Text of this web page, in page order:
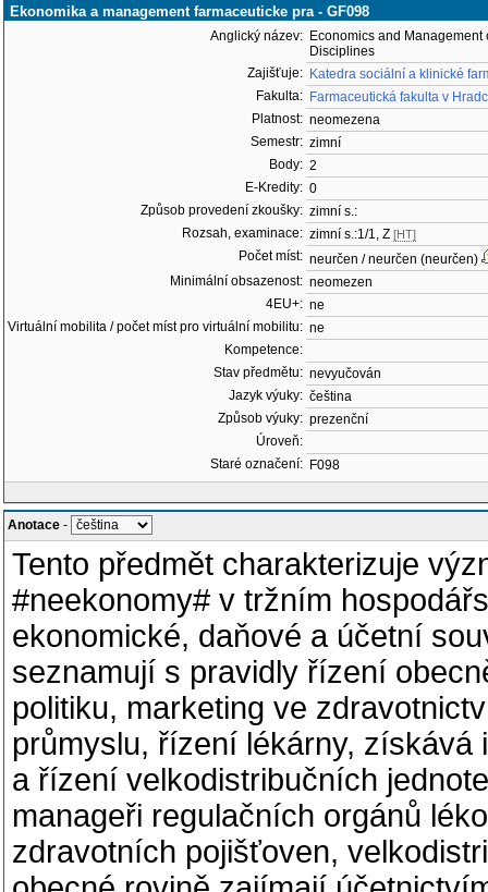
Ekonomika a management farmaceuticke pra - GF098
Anglický název: Economics and Management
Disciplines
Zajišťuje: Katedra sociální a klinické
Fakulta: Farmaceutická fakulta v
Platnost: neomezena
Semestr: zimní
Body: 2
E-Kredity: 0
Způsob provedení zkoušky: zimní s.:
Rozsah, examinace: zimní s.:1/1, Z [HT]
Počet míst: neurčen / neurčen (neurčen)
Minimální obsazenost: neomezen
4EU+: ne
Virtuální mobilita / počet míst pro virtuální mobilitu: ne
Kompetence:
Stav předmětu: nevyučován
Jazyk výuky: čeština
Způsob výuky: prezenční
Úroveň:
Staré označení: F098
Anotace -
Tento předmět charakterizuje
#neekonomy# v tržním
ekonomické, daňové a účetní
seznamují s pravidly řízení
politiku, marketing ve
průmyslu, řízení lékárny, získává
a řízení velkodistribučních
manageři regulačních orgánů
zdravotních pojišťoven,